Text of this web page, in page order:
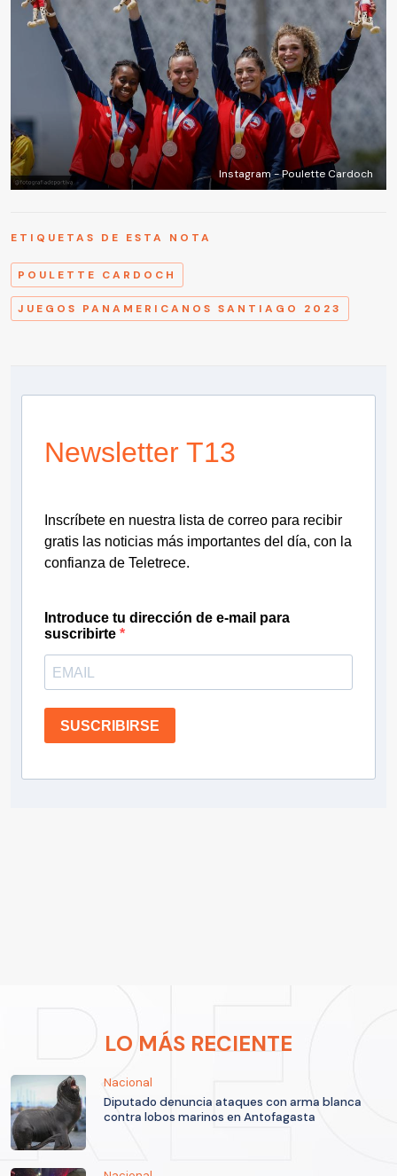
Instagram - Poulette Cardoch
ETIQUETAS DE ESTA NOTA
POULETTE CARDOCH
JUEGOS PANAMERICANOS SANTIAGO 2023
Newsletter T13
Inscríbete en nuestra lista de correo para recibir
gratis las noticias más importantes del día, con la
confianza de Teletrece.
Introduce tu dirección de e-mail para
suscribirte
SUSCRIBIRSE
LO MÁS RECIENTE
Nacional
Diputado denuncia ataques con arma blanca
contra lobos marinos en Antofagasta